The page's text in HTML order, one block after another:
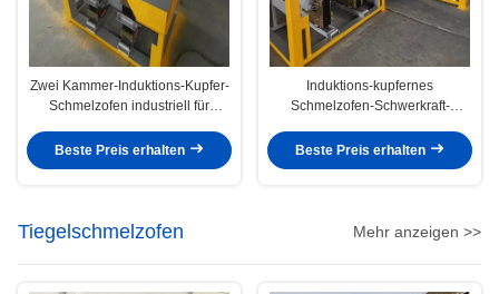
Zwei Kammer-Induktions-Kupfer-
Schmelzofen industriell für
Beste Preis erhalten
Induktions-kupfernes
Schmelzofen-Schwerkraft-
Beste Preis erhalten
Tiegelschmelzofen Mehr anzeigen >>